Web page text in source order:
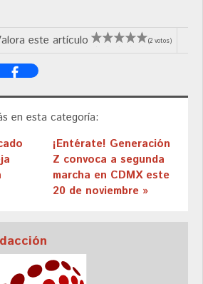
este artículo (2 votos)
en esta categoría:
¡Entérate! Generación
Z convoca a segunda
marcha en CDMX este
20 de noviembre »